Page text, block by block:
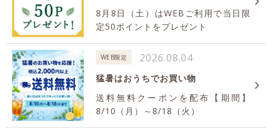
8月8日（土）はWEBご利用で当日限
定50ポイントをプレゼント
WEB限定 2026.08.04
猛暑はおうちでお買い物
送料無料クーポンを配布【期間】
8/10（月）～8/18（火）